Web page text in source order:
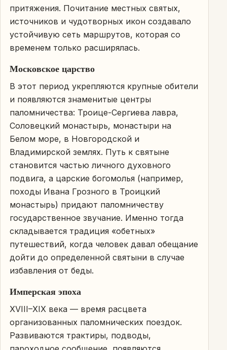
притяжения. Почитание местных святых,
источников и чудотворных икон создавало
устойчивую сеть маршрутов, которая со
временем только расширялась.
Московское царство
В этот период укрепляются крупные обители
и появляются знаменитые центры
паломничества: Троице-Сергиева лавра,
Соловецкий монастырь, монастыри на
Белом море, в Новгородской и
Владимирской землях. Путь к святыне
становится частью личного духовного
подвига, а царские богомолья (например,
походы Ивана Грозного в Троицкий
монастырь) придают паломничеству
государственное звучание. Именно тогда
складывается традиция «обетных»
путешествий, когда человек давал обещание
дойти до определенной святыни в случае
избавления от беды.
Имперская эпоха
XVIII–XIX века — время расцвета
организованных паломнических поездок.
Развиваются трактиры, подводы,